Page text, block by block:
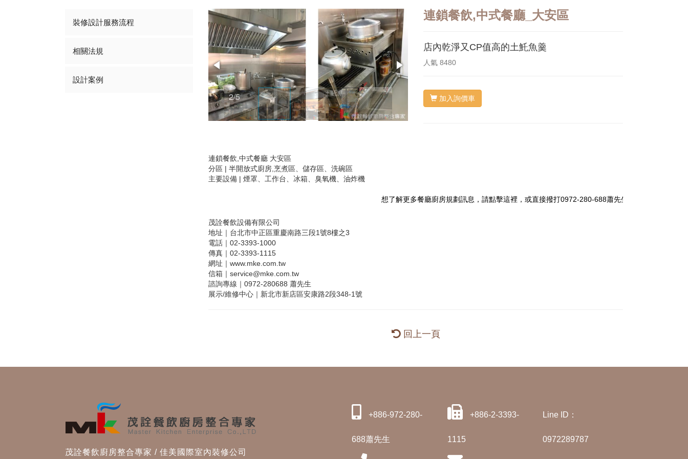
2/5 3/5
連鎖餐飲,中式餐廳_大安區
店內乾淨又CP值高的土魠魚羹
人氣 8480
加入詢價車
連鎖餐飲,中式餐廳 大安區
分區 | 半開放式廚房,烹煮區、儲存區、洗碗區
主要設備 | 煙罩、工作台、冰箱、臭氧機、油炸機
想了解更多餐廳廚房規劃訊息，請點擊這裡，或直接撥打0972-280-688蕭先生~
茂詮餐飲設備有限公司
地址｜台北市中正區重慶南路三段1號8樓之3
電話｜02-3393-1000
傳真｜02-3393-1115
網址｜www.mke.com.tw
信箱｜service@mke.com.tw
諮詢專線｜0972-280688 蕭先生
展示/維修中心｜新北市新店區安康路2段348-1號
回上一頁
裝修設計服務流程
相關法規
設計案例
茂詮餐飲廚房整合專家 / 佳美國際室內裝修公司
+886-972-280-
688蕭先生
+886-2-3393-
1115
Line ID：
0972289787